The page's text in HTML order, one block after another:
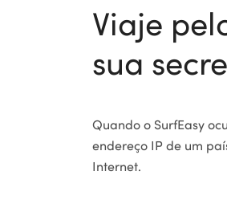
Viaje
sua
Quando o SurfEasy
endereço IP de um
Internet.